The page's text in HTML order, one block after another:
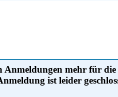
Anmeldungen mehr für
ist leider